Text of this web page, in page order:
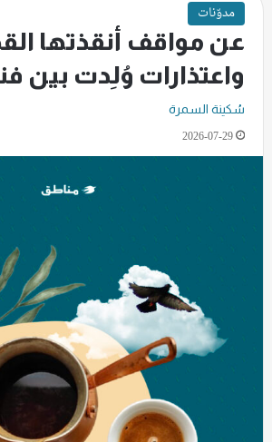
مدوّنات
عن مواقف أنقذتها
واعتذارات وُلِدت بين
سُكينة السمرة
2026-07-29